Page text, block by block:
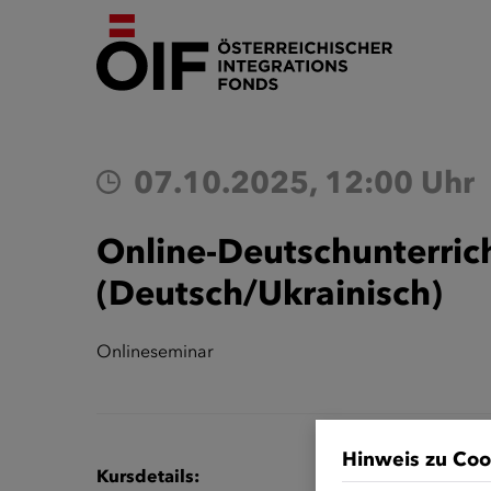
07.10.2025, 12:00 Uhr
Online-
(Deutsch/Ukrainisch)
Onlineseminar
Kursdetails:
Hinweis zu